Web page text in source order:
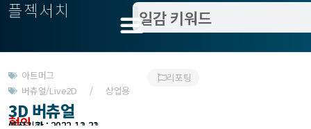
플젝서치
아트머그
버츄얼/Live2D / 상업용
리포팅
3D 버츄얼
협의
모집기한 : 2022-11-22
예상기간 : 2022-12-31